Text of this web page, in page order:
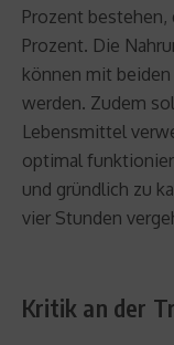
Prozent bestehen,
Prozent. Die
können mit
werden. Zudem
Lebensmittel
optimal
und gründlich zu
vier Stunden
Kritik an der